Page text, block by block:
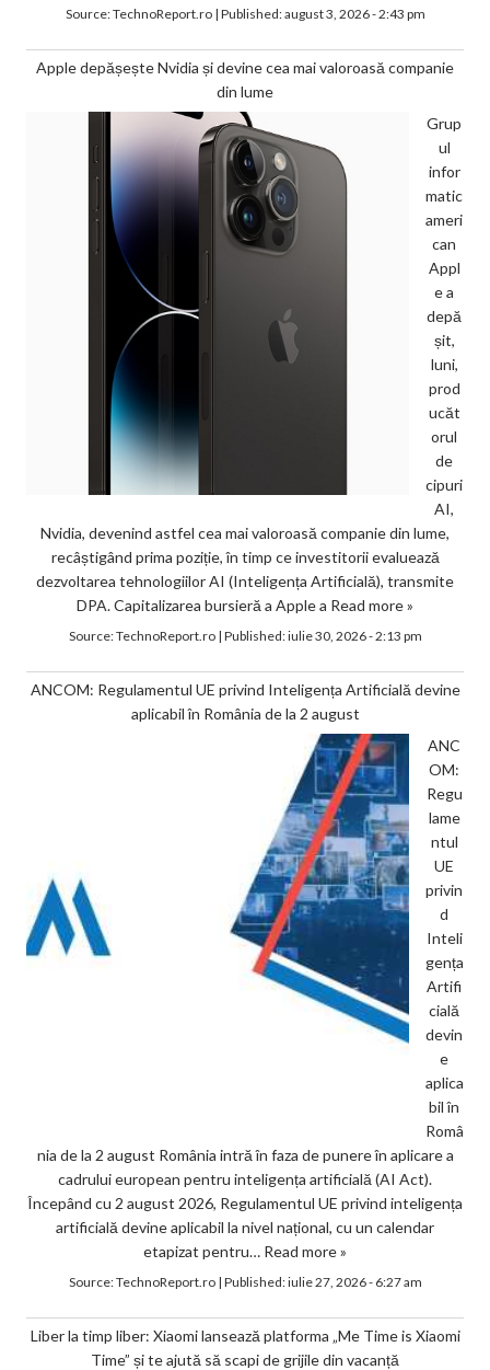
Source:TechnoReport.ro| Published:august 3, 2026 - 2:43 pm
Apple depășește Nvidia și devine cea mai valoroasă companie
din lume
Grup
ul
infor
matic
ameri
can
Appl
e a
depă
șit,
luni,
prod
ucăt
orul
de
cipuri
AI,
Nvidia, devenind astfel cea mai valoroasă companie din lume,
recâștigând prima poziție, în timp ce investitorii evaluează
dezvoltarea tehnologiilor AI (Inteligența Artificială), transmite
DPA. Capitalizarea bursieră a Apple a Read more »
Source:TechnoReport.ro| Published:iulie 30, 2026 - 2:13 pm
ANCOM: Regulamentul UE privind Inteligența Artificială devine
aplicabil în România de la 2 august
ANC
OM:
Regu
lame
ntul
UE
privin
d
Inteli
gența
Artifi
cială
devin
e
aplica
bil în
Româ
nia de la 2 august România intră în faza de punere în aplicare a
cadrului european pentru inteligența artificială (AI Act).
Începând cu 2 august 2026, Regulamentul UE privind inteligența
artificială devine aplicabil la nivel național, cu un calendar
etapizat pentru… Read more »
Source:TechnoReport.ro| Published:iulie 27, 2026 - 6:27 am
Liber la timp liber: Xiaomi lansează platforma „Me Time is Xiaomi
Time” și te ajută să scapi de grijile din vacanță